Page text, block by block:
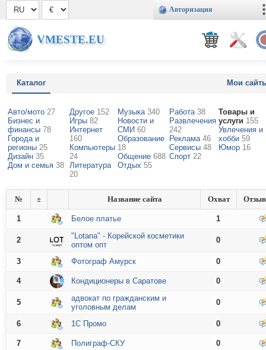
Авторизация
VMESTE.EU
Каталог Мои
Авто/мото 27
Бизнес и
финансы 78
Города и
регионы 25
Дизайн 35
Дом и семья 38
Другое 152
Игры 82
Интернет
160
Компьютеры
24
Литература
20
Музыка 340
Новости и
СМИ 60
Образование
18
Общение 688
Отдых 55
Работа 38
Развлечения
242
Реклама 46
Сервисы 48
Спорт 22
Товары и
услуги 155
Увлечения и
хобби 59
Юмор 16
№ ± Название сайта Охват
1 Белое платье 1
2
"Lotana" - Корейской косметики
оптом опт
0
3 Фотограф Амурск 0
4 Кондиционеры в Саратове 0
5
адвокат по гражданским и
уголовным делам
0
6 1С Промо 0
7 Полиграф-СКУ 0